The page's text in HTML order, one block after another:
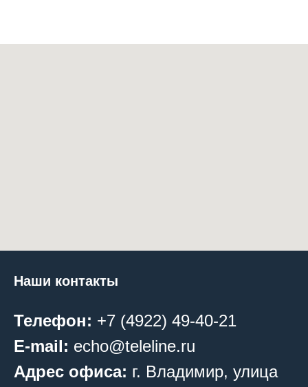
Наши контакты
Телефон: +7 (4922) 49-40-21
E-mail: echo@teleline.ru
Адрес офиса: г. Владимир, улица